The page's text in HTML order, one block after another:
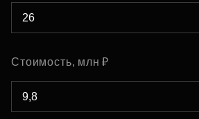
Стоимость, млн ₽